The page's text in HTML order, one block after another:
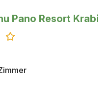
Pano Resort Krabi